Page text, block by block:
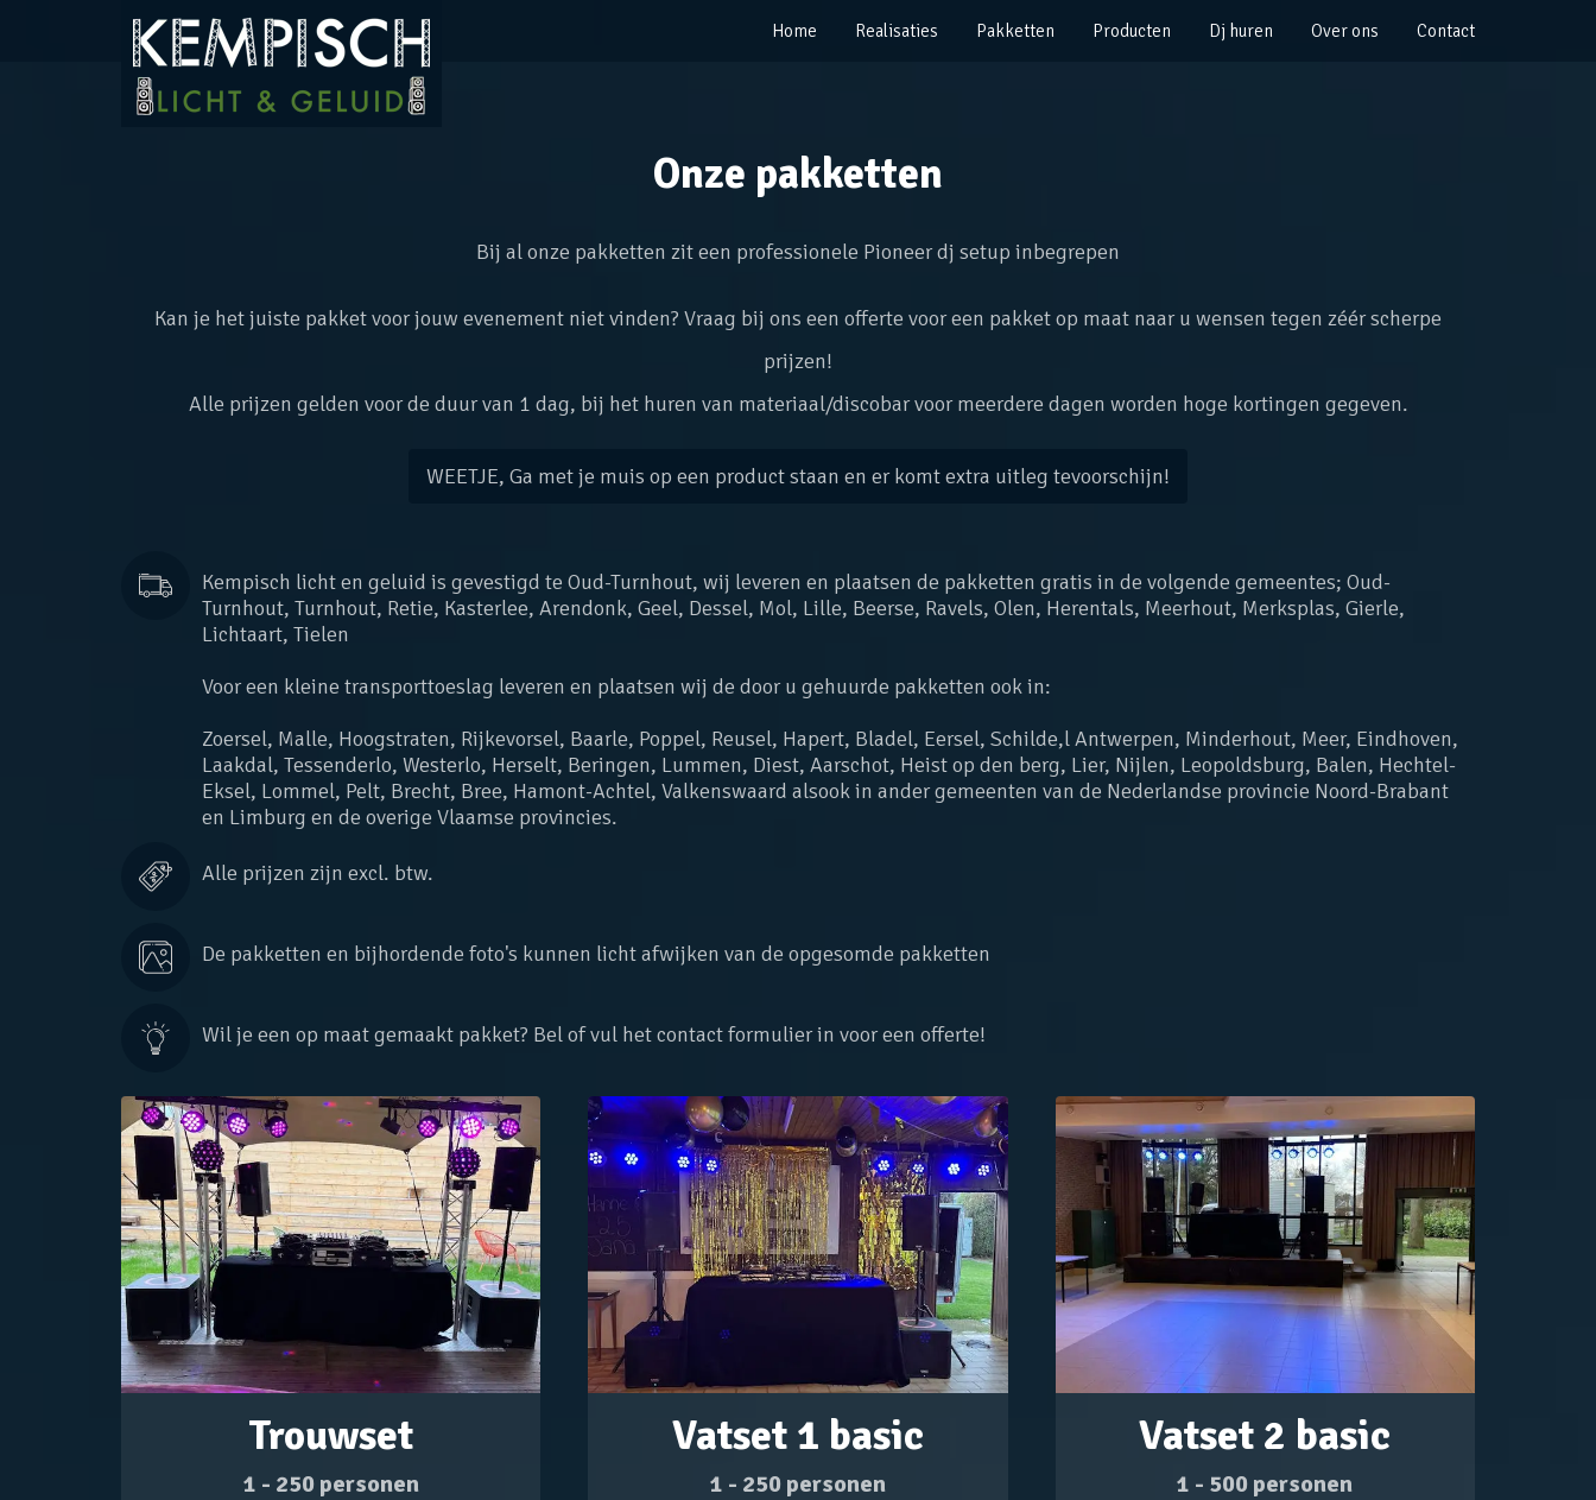
Home Realisaties Pakketten Producten Dj huren Over ons Contact
Onze pakketten
Bij al onze pakketten zit een professionele Pioneer dj setup inbegrepen
Kan je het juiste pakket voor jouw evenement niet vinden? Vraag bij ons een offerte voor een pakket op maat naar u wensen tegen zéér scherpe
prijzen!
Alle prijzen gelden voor de duur van 1 dag, bij het huren van materiaal/discobar voor meerdere dagen worden hoge kortingen gegeven.
WEETJE, Ga met je muis op een product staan en er komt extra uitleg tevoorschijn!
Kempisch licht en geluid is gevestigd te Oud-Turnhout, wij leveren en plaatsen de pakketten gratis in de volgende gemeentes; Oud-
Turnhout, Turnhout, Retie, Kasterlee, Arendonk, Geel, Dessel, Mol, Lille, Beerse, Ravels, Olen, Herentals, Meerhout, Merksplas, Gierle,
Lichtaart, Tielen
Voor een kleine transporttoeslag leveren en plaatsen wij de door u gehuurde pakketten ook in:
Zoersel, Malle, Hoogstraten, Rijkevorsel, Baarle, Poppel, Reusel, Hapert, Bladel, Eersel, Schilde,l Antwerpen, Minderhout, Meer, Eindhoven,
Laakdal, Tessenderlo, Westerlo, Herselt, Beringen, Lummen, Diest, Aarschot, Heist op den berg, Lier, Nijlen, Leopoldsburg, Balen, Hechtel-
Eksel, Lommel, Pelt, Brecht, Bree, Hamont-Achtel, Valkenswaard alsook in ander gemeenten van de Nederlandse provincie Noord-Brabant
en Limburg en de overige Vlaamse provincies.
Alle prijzen zijn excl. btw.
De pakketten en bijhordende foto's kunnen licht afwijken van de opgesomde pakketten
Wil je een op maat gemaakt pakket? Bel of vul het contact formulier in voor een offerte!
Trouwset
1 - 250 personen
Vatset 1 basic
1 - 250 personen
Vatset 2 basic
1 - 500 personen